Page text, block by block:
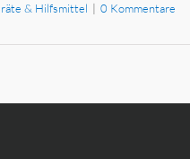
& Hilfsmittel | 0 Kommentare